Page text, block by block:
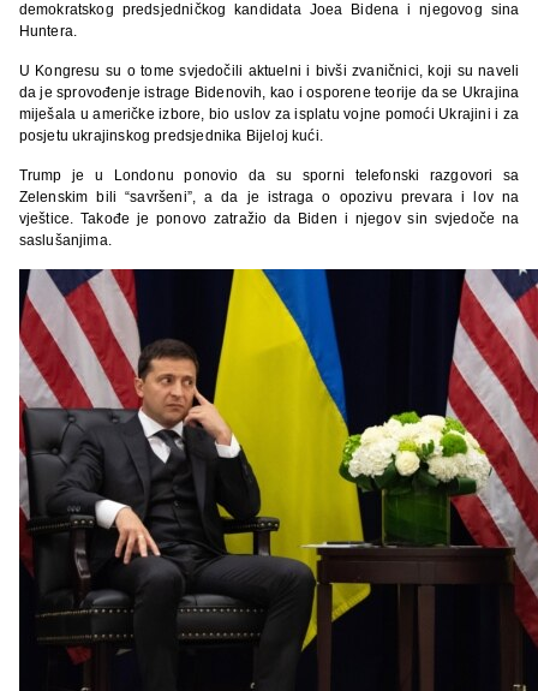
demokratskog predsjedničkog kandidata Joea Bidena i njegovog sina
Huntera.
U Kongresu su o tome svjedočili aktuelni i bivši zvaničnici, koji su naveli
da je sprovođenje istrage Bidenovih, kao i osporene teorije da se Ukrajina
miješala u američke izbore, bio uslov za isplatu vojne pomoći Ukrajini i za
posjetu ukrajinskog predsjednika Bijeloj kući.
Trump je u Londonu ponovio da su sporni telefonski razgovori sa
Zelenskim bili “savršeni”, a da je istraga o opozivu prevara i lov na
vještice. Takođe je ponovo zatražio da Biden i njegov sin svjedoče na
saslušanjima.